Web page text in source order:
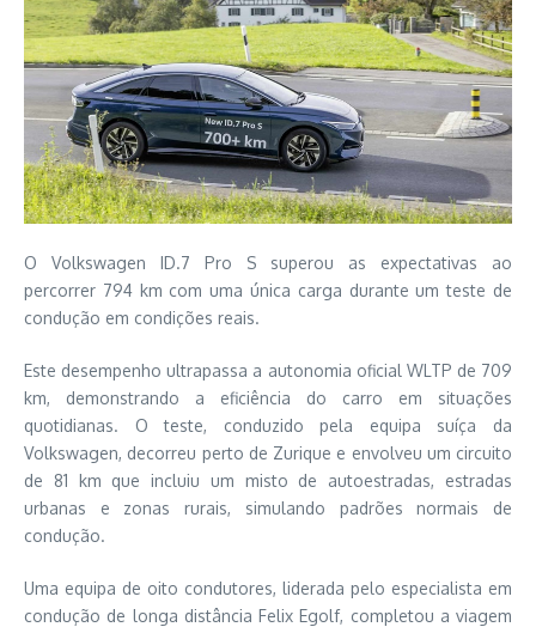
O Volkswagen ID.7 Pro S superou as expectativas ao
percorrer 794 km com uma única carga durante um teste de
condução em condições reais.
Este desempenho ultrapassa a autonomia oficial WLTP de 709
km, demonstrando a eficiência do carro em situações
quotidianas. O teste, conduzido pela equipa suíça da
Volkswagen, decorreu perto de Zurique e envolveu um circuito
de 81 km que incluiu um misto de autoestradas, estradas
urbanas e zonas rurais, simulando padrões normais de
condução.
Uma equipa de oito condutores, liderada pelo especialista em
condução de longa distância Felix Egolf, completou a viagem